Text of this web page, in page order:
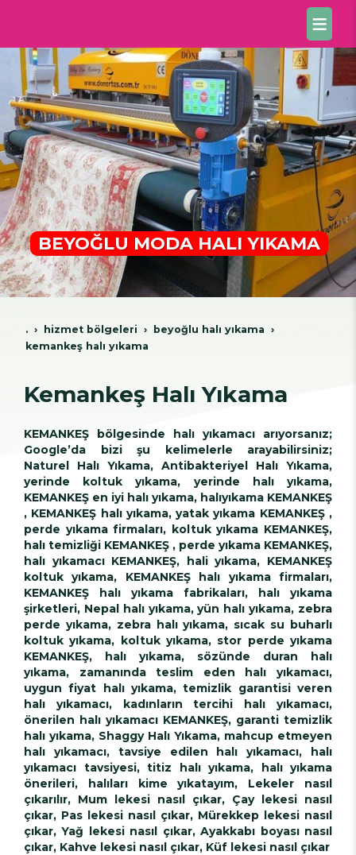
BEYOĞLU MODA HALI YIKAMA
. hi̇zmet bölgeleri̇
beyoğlu hali yikama
kemankeş halı yıkama
Kemankeş Halı Yıkama
KEMANKEŞ bölgesinde halı yıkamacı arıyorsanız;
Google’da bizi şu kelimelerle arayabilirsiniz;
Naturel Halı Yıkama, Antibakteriyel Halı Yıkama,
yerinde koltuk yıkama, yerinde halı yıkama,
KEMANKEŞ en iyi halı yıkama, halıyıkama KEMANKEŞ
, KEMANKEŞ halı yıkama, yatak yıkama KEMANKEŞ ,
perde yıkama firmaları, koltuk yıkama KEMANKEŞ,
halı temizliği KEMANKEŞ , perde yıkama KEMANKEŞ,
halı yıkamacı KEMANKEŞ, hali yıkama, KEMANKEŞ
koltuk yıkama, KEMANKEŞ halı yıkama firmaları,
KEMANKEŞ halı yıkama fabrikaları, halı yıkama
şirketleri, Nepal halı yıkama, yün halı yıkama, zebra
perde yıkama, zebra halı yıkama, sıcak su buharlı
koltuk yıkama, koltuk yıkama, stor perde yıkama
KEMANKEŞ, halı yıkama, sözünde duran halı
yıkama, zamanında teslim eden halı yıkamacı,
uygun fiyat halı yıkama, temizlik garantisi veren
halı yıkamacı, kadınların tercihi halı yıkamacı,
önerilen halı yıkamacı KEMANKEŞ, garanti temizlik
halı yıkama, Shaggy Halı Yıkama, mahcup etmeyen
halı yıkamacı, tavsiye edilen halı yıkamacı, halı
yıkamacı tavsiyesi, titiz halı yıkama, halı yıkama
önerileri, halıları kime yıkatayım, Lekeler nasıl
çıkarılır, Mum lekesi nasıl çıkar, Çay lekesi nasıl
çıkar, Pas lekesi nasıl çıkar, Mürekkep lekesi nasıl
çıkar, Yağ lekesi nasıl çıkar, Ayakkabı boyası nasıl
çıkar, Kahve lekesi nasıl çıkar, Küf lekesi nasıl çıkar